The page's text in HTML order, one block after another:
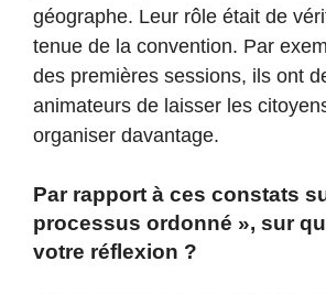
géographe. Leur rôle était de
tenue de la convention. Par
des premières sessions, ils ont
animateurs de laisser les
organiser davantage.
Par rapport à ces constats
processus ordonné », sur
votre réflexion ?